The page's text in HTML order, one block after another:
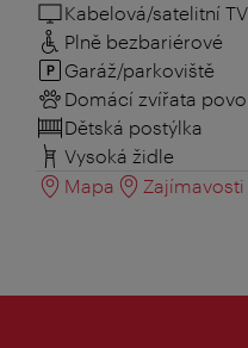
Kabelová/satelitní TV
Plně bezbariérové
Garáž/parkoviště
Domácí zvířata
Dětská postýlka
Vysoká židle
Mapa